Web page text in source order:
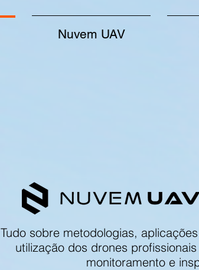
Nuvem UAV
Tudo sobre metodologias,
utilização dos drones
monitoramento e